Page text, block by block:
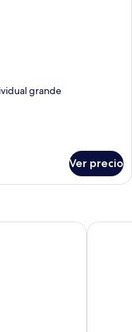
grande
Ver precio
Feel